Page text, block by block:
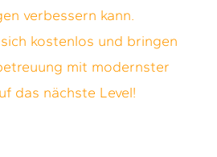
verbessern kann.
kostenlos und bringen
mit modernster
das nächste Level!